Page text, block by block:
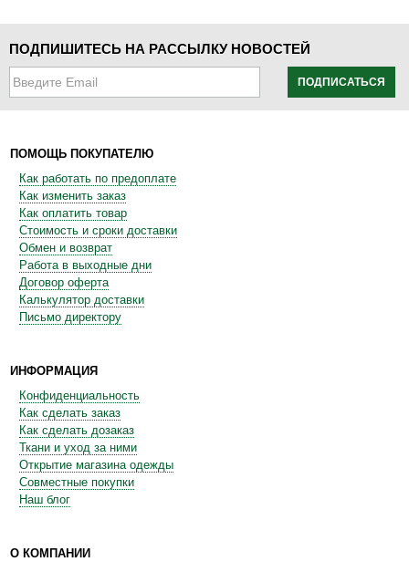
ПОДПИШИТЕСЬ НА РАССЫЛКУ НОВОСТЕЙ
ПОДПИСАТЬСЯ
ПОМОЩЬ ПОКУПАТЕЛЮ
Как работать по предоплате
Как изменить заказ
Как оплатить товар
Стоимость и сроки доставки
Обмен и возврат
Работа в выходные дни
Договор оферта
Калькулятор доставки
Письмо директору
ИНФОРМАЦИЯ
Конфиденциальность
Как сделать заказ
Как сделать дозаказ
Ткани и уход за ними
Открытие магазина одежды
Совместные покупки
Наш блог
О КОМПАНИИ